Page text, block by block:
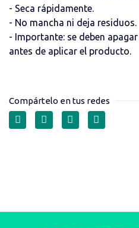
- Seca rápidamente.
- No mancha ni deja residuos.
- Importante: se deben
antes de aplicar el producto.
Compártelo en tus redes